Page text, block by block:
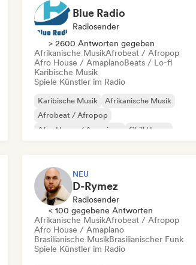
Blue Radio
Radiosender
> 2600 Antworten gegeben
Afrikanische MusikAfrobeat / Afropop
Afro House / AmapianoBeats / Lo-fi
Karibische Musik
Spiele Künstler im Radio
Karibische Musik
Afrikanische Musik
Afrobeat / Afropop
Afro House / Amapiano
Chill House
NEU
D-Rymez
Radiosender
< 100 gegebene Antworten
Afrikanische MusikAfrobeat / Afropop
Afro House / Amapiano
Brasilianische MusikBrasilianischer Funk
Spiele Künstler im Radio